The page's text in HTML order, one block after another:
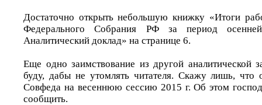
Достаточно открыть небольшую книжку «Итоги
Федерального Собрания РФ за период
Аналитический доклад» на странице 6.
Еще одно заимствование из другой аналитической
буду, дабы не утомлять читателя. Скажу лишь, что
Совфеда на весеннюю сессию 2015 г. Об этом
сообщить.